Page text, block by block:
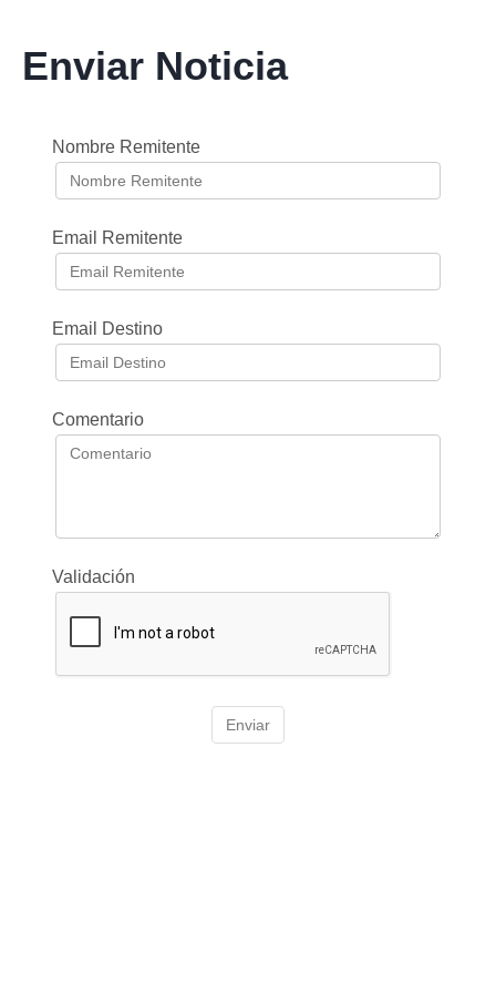
Enviar Noticia
Nombre Remitente
Email Remitente
Email Destino
Comentario
Validación